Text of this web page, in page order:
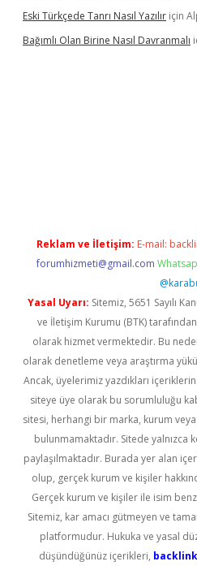
Eski Türkçede Tanrı Nasıl Yazılır için
Bağımlı Olan Birine Nasıl Davranmalı
Reklam ve İletişim: E-mail:
forumhizmeti@gmail.com
Yasal Uyarı: Sitemiz, 5651 Sayılı
ve İletişim Kurumu (BTK)
olarak hizmet vermektedir. Bu
olarak denetleme veya araştırma
Ancak, üyelerimiz yazdıkları
siteye üye olarak bu sorumluluğu
sitesi, herhangi bir marka, kurum veya
bulunmamaktadır. Sitede yalnızca
paylaşılmaktadır. Burada yer alan
olup, gerçek kurum ve kişiler
Gerçek kurum ve kişiler ile isim
Sitemiz, kar amacı gütmeyen ve
platformudur. Hukuka ve yasal
düşündüğünüz içerikleri,